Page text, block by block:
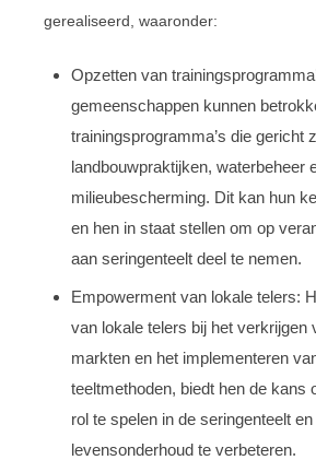
gerealiseerd, waaronder:
Opzetten van
gemeenschappen kunnen
trainingsprogramma’s die gericht
landbouwpraktijken, waterbeheer
milieubescherming. Dit kan hun
en hen in staat stellen om op
aan seringenteelt deel te nemen.
Empowerment van lokale telers:
van lokale telers bij het verkrijgen
markten en het implementeren
teeltmethoden, biedt hen de kans
rol te spelen in de seringenteelt
levensonderhoud te verbeteren.